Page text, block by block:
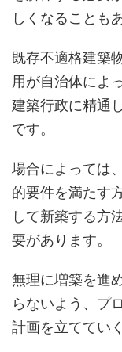
しくなることも
既存不適格建築
用が自治体によ
建築行政に精通
です。
場合によっては
的要件を満たす
して新築する方
要があります。
無理に増築を進
らないよう、プ
計画を立ててい